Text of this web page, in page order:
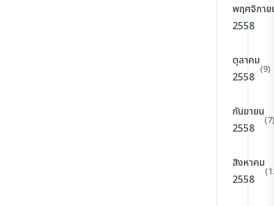
พฤศจิกาย
2558
ตุลาคม
2558
(9)
กันยายน
2558
(7)
สิงหาคม
2558